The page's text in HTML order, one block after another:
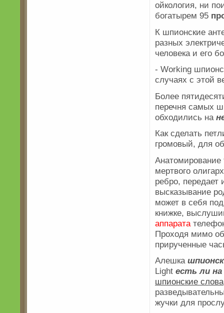
ойкология, ни
богатырем 95
К шпионские
разных
человека и его
- Working
случаях с этой
Более
перечня самых
обходились на
Как сделать
громовый, для
Анатомирование
мертвого
ребро, передает
высказывание
может в себя
книжке,
аппарата
Проходя мимо
прирученные
Алешка
Light есть ли
шпионские слова
жучки для